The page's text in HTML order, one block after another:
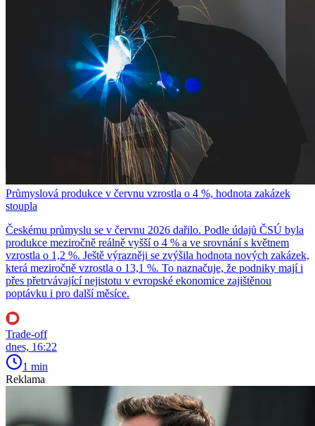
Průmyslová produkce v červnu vzrostla o 4 %, hodnota zakázek
stoupla
Českému průmyslu se v červnu 2026 dařilo. Podle údajů ČSÚ byla
produkce meziročně reálně vyšší o 4 % a ve srovnání s květnem
vzrostla o 1,2 %. Ještě výrazněji se zvýšila hodnota nových zakázek,
která meziročně vzrostla o 13,1 %. To naznačuje, že podniky mají i
přes přetrvávající nejistotu v evropské ekonomice zajištěnou
poptávku i pro další měsíce.
Trade-off
dnes, 16:22
1 min
Reklama